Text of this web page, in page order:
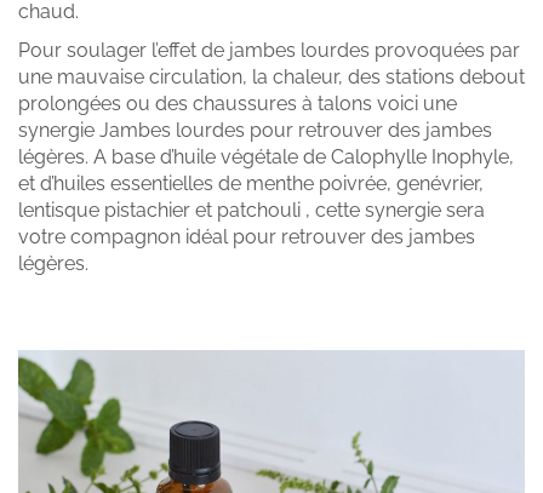
chaud.
Pour soulager l’effet de jambes lourdes provoquées par
une mauvaise circulation, la chaleur, des stations debout
prolongées ou des chaussures à talons voici une
synergie Jambes lourdes pour retrouver des jambes
légères. A base d’huile végétale de Calophylle Inophyle,
et d’huiles essentielles de menthe poivrée, genévrier,
lentisque pistachier et patchouli , cette synergie sera
votre compagnon idéal pour retrouver des jambes
légères.